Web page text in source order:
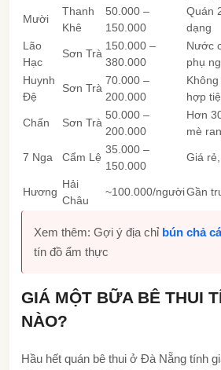
Mười
Thanh
Khê
50.000 –
150.000
Quán
dạng
Lão
Hạc
Sơn Trà
150.000 –
380.000
Nước
phụ
Huynh
Đệ
Sơn Trà
70.000 –
200.000
hợp
Chấn Sơn Trà
50.000 –
200.000
Hơn
mè
7 Nga Cẩm Lệ
35.000 –
150.000
Giá
Hương
Hải
Châu
~100.000/ngườiGần
Xem thêm: Gợi ý địa chỉ bún chả
tín đồ ẩm thực
GIÁ MỘT BỮA BÊ THUI
NÀO?
Hầu hết quán bê thui ở Đà Nẵng tính